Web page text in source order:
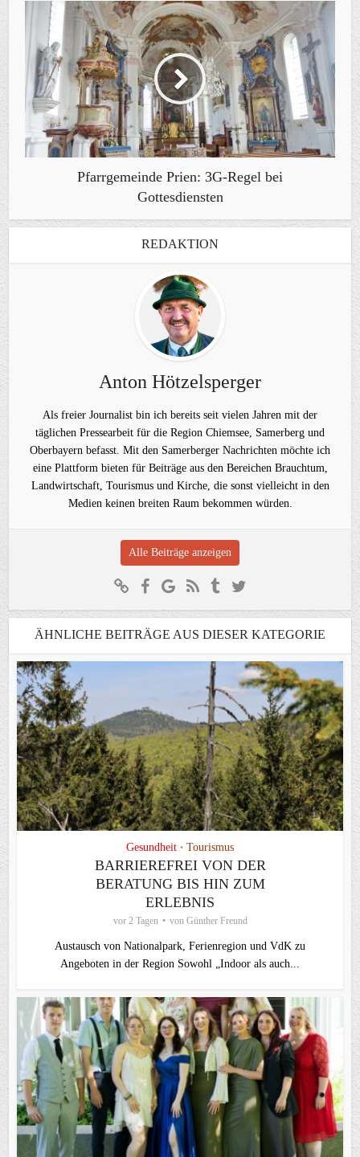
Pfarrgemeinde Prien: 3G-Regel bei
Gottesdiensten
REDAKTION
Anton Hötzelsperger
Als freier Journalist bin ich bereits seit vielen Jahren mit der
täglichen Pressearbeit für die Region Chiemsee, Samerberg und
Oberbayern befasst. Mit den Samerberger Nachrichten möchte ich
eine Plattform bieten für Beiträge aus den Bereichen Brauchtum,
Landwirtschaft, Tourismus und Kirche, die sonst vielleicht in den
Medien keinen breiten Raum bekommen würden.
Alle Beiträge anzeigen
ÄHNLICHE BEITRÄGE AUS DIESER KATEGORIE
Gesundheit • Tourismus
BARRIEREFREI VON DER
BERATUNG BIS HIN ZUM
ERLEBNIS
vor 2 Tagen von Günther Freund
Austausch von Nationalpark, Ferienregion und VdK zu
Angeboten in der Region Sowohl „Indoor als auch...